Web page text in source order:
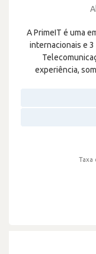
A PrimeIT é uma
internacionais e 3
experiência,
Taxa